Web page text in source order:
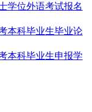
学位外语考试报名
本科毕业生毕业论
本科毕业生申报学